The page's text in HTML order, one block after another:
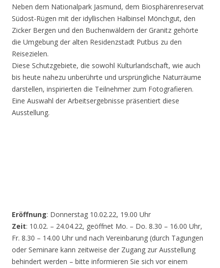
Neben dem Nationalpark Jasmund, dem Biosphärenreservat
Südost-Rügen mit der idyllischen Halbinsel Mönchgut, den
Zicker Bergen und den Buchenwäldern der Granitz gehörte
die Umgebung der alten Residenzstadt Putbus zu den
Reisezielen.
Diese Schutzgebiete, die sowohl Kulturlandschaft, wie auch
bis heute nahezu unberührte und ursprüngliche Naturräume
darstellen, inspirierten die Teilnehmer zum Fotografieren.
Eine Auswahl der Arbeitsergebnisse präsentiert diese
Ausstellung.
Eröffnung: Donnerstag 10.02.22, 19.00 Uhr
Zeit: 10.02. – 24.04.22, geöffnet Mo. – Do. 8.30 – 16.00 Uhr,
Fr. 8.30 – 14.00 Uhr und nach Vereinbarung (durch Tagungen
oder Seminare kann zeitweise der Zugang zur Ausstellung
behindert werden – bitte informieren Sie sich vor einem